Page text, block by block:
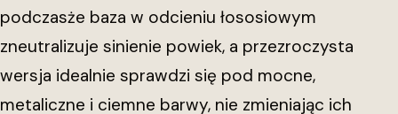
podczasże baza w odcieniu łososiowym
zneutralizuje sinienie powiek, a przezroczysta
wersja idealnie sprawdzi się pod mocne,
metaliczne i ciemne barwy, nie zmieniając ich